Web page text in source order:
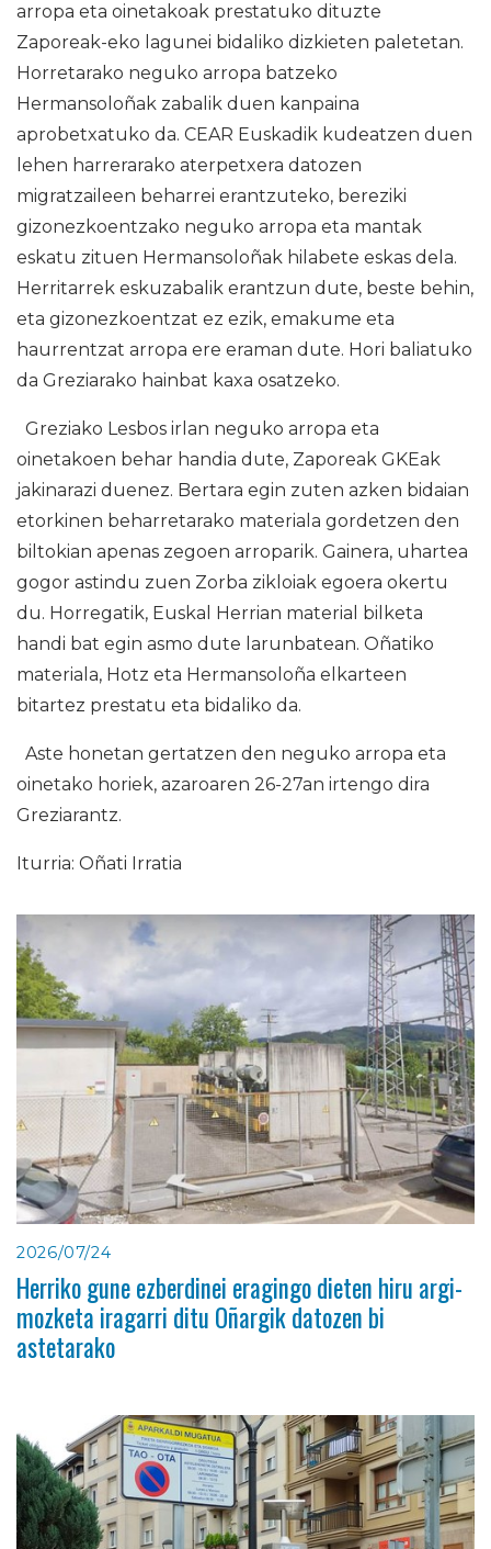
arropa eta oinetakoak prestatuko dituzte
Zaporeak-eko lagunei bidaliko dizkieten paletetan.
Horretarako neguko arropa batzeko
Hermansoloñak zabalik duen kanpaina
aprobetxatuko da. CEAR Euskadik kudeatzen duen
lehen harrerarako aterpetxera datozen
migratzaileen beharrei erantzuteko, bereziki
gizonezkoentzako neguko arropa eta mantak
eskatu zituen Hermansoloñak hilabete eskas dela.
Herritarrek eskuzabalik erantzun dute, beste behin,
eta gizonezkoentzat ez ezik, emakume eta
haurrentzat arropa ere eraman dute. Hori baliatuko
da Greziarako hainbat kaxa osatzeko.
Greziako Lesbos irlan neguko arropa eta
oinetakoen behar handia dute, Zaporeak GKEak
jakinarazi duenez. Bertara egin zuten azken bidaian
etorkinen beharretarako materiala gordetzen den
biltokian apenas zegoen arroparik. Gainera, uhartea
gogor astindu zuen Zorba zikloiak egoera okertu
du. Horregatik, Euskal Herrian material bilketa
handi bat egin asmo dute larunbatean. Oñatiko
materiala, Hotz eta Hermansoloña elkarteen
bitartez prestatu eta bidaliko da.
Aste honetan gertatzen den neguko arropa eta
oinetako horiek, azaroaren 26-27an irtengo dira
Greziarantz.
Iturria: Oñati Irratia
2026/07/24
Herriko gune ezberdinei eragingo dieten hiru argi-
mozketa iragarri ditu Oñargik datozen bi
astetarako